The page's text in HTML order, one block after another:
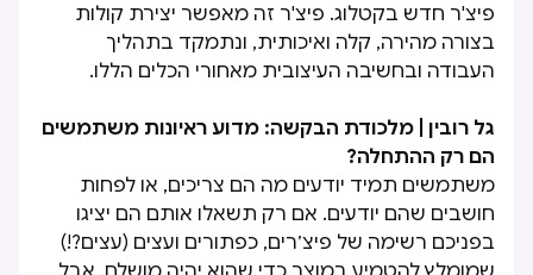
פיצ'ר חדש בקטלוג. פיצ'ר זה מאפשר יצירת קולות
בצורה מהירה, קלה ואיכותית, ונתמקד בתהליך
העבודה ובחשיבה העיצובית מאחורי הכלים הללו.
גל רובין | מלכודת הבקשה: מדוע ראיונות משתמשים
הם רק ההתחלה?
משתמשים תמיד יודעים מה הם צריכים, או לפחות
חושבים שהם יודעים. אם רק תשאלו אותם הם יציגו
בפניכם רשימה של פיצ׳רים, כפתורים ועצים (עצים?!)